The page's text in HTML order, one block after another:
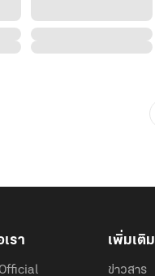
รา เพิ่มเติม
ข่าวสาร